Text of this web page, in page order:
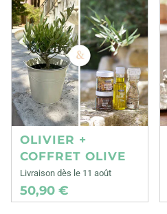
OLIVIER +
COFFRET OLIVE
Livraison dès le 11 août
50,90 €